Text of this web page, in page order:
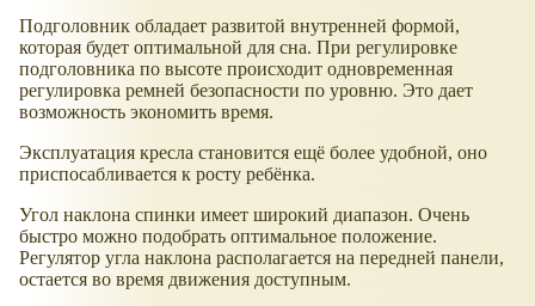
Подголовник обладает развитой внутренней формой,
которая будет оптимальной для сна. При регулировке
подголовника по высоте происходит одновременная
регулировка ремней безопасности по уровню. Это дает
возможность экономить время.
Эксплуатация кресла становится ещё более удобной, оно
приспосабливается к росту ребёнка.
Угол наклона спинки имеет широкий диапазон. Очень
быстро можно подобрать оптимальное положение.
Регулятор угла наклона располагается на передней панели,
остается во время движения доступным.